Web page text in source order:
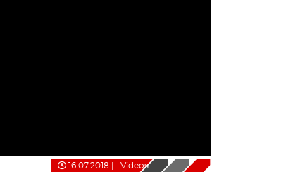
16.07.2018 Videos